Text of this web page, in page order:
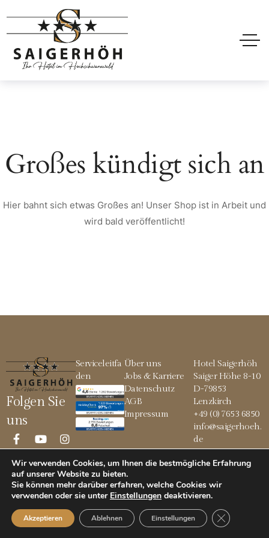
Großes kündigt sich an
Hier bahnt sich etwas Großes an! Unser Shop ist in Arbeit und
wird bald veröffentlicht!
Folgen Sie
uns
Serviceleitfa
den
Über uns
Jobs & Karriere
Datenschutz
AGB
Impressum
Hotel Saigerhöh
Saiger Höhe 8-10
D-79853
Lenzkirch
+49 (0) 7653 6850
info@saigerhoeh.
de
© 2026 Saigerhöh
Wir verwenden Cookies, um Ihnen die bestmögliche Erfahrung
auf unserer Website zu bieten.
Sie können mehr darüber erfahren, welche Cookies wir
verwenden oder sie unter Einstellungen deaktivieren.
Akzeptieren Ablehnen Einstellungen GDPR